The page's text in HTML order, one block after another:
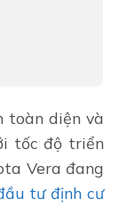
toàn diện và
tốc độ triển
Vera đang
tư định cư